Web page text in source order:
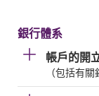
銀行體系
帳戶的開
（包括有